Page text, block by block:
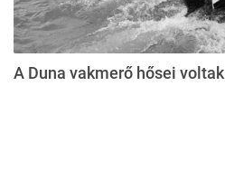
A Duna vakmerő hősei